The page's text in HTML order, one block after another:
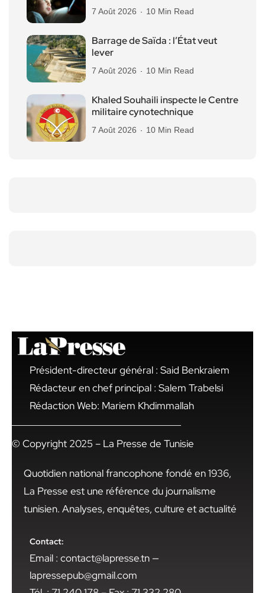
7 Août 2026 10 Min Read
Barrage de Saïda : l’État veut
lever
7 Août 2026 10 Min Read
Khaled Souhaili inspecte le Centre
militaire cynotechnique
7 Août 2026 10 Min Read
Président-directeur général : Said Benkraiem
Rédacteur en chef principal : Salem Trabelsi
Rédaction Web: Mariem Khdimmallah
© Copyright 2025 – La Presse de Tunisie
Quotidien national francophone fondé en 1936,
La Presse est une référence du journalisme
tunisien. Analyses, enquêtes, culture et actualité
Contact:
Email : contact@lapresse.tn —
lapressepub@gmail.com